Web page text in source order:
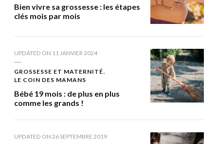
Bien vivre sa grossesse : les étapes
clés mois par mois
UPDATED ON 11 JANVIER 2024
GROSSESSE ET MATERNITÉ
LE COIN DES MAMANS
Bébé 19 mois : de plus en plus
comme les grands !
UPDATED ON 26 SEPTEMBRE 2019